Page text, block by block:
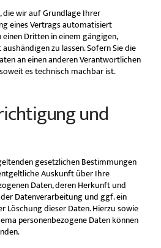
die wir auf Grundlage Ihrer
eines Vertrags automatisiert
Dritten in einem gängigen,
zu lassen. Sofern Sie die
an einen anderen Verantwortlichen
es technisch machbar ist.
und
gesetzlichen Bestimmungen
Auskunft über Ihre
Daten, deren Herkunft und
Datenverarbeitung und ggf. ein
Löschung dieser Daten. Hierzu sowie
personenbezogene Daten können